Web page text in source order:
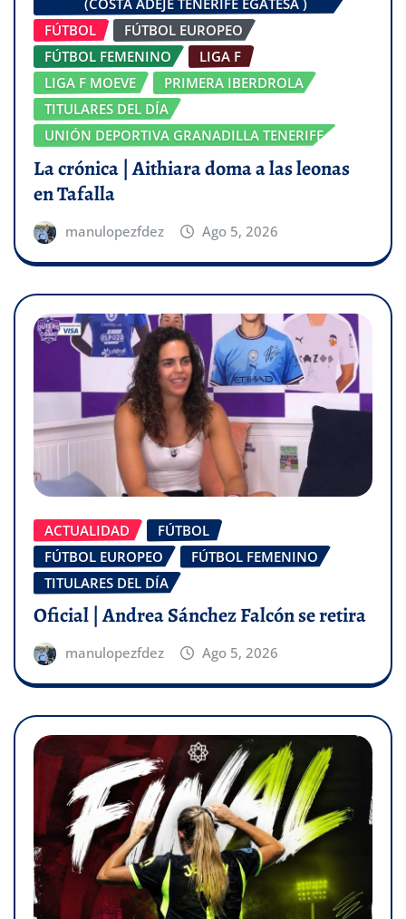
FÚTBOL
FÚTBOL EUROPEO
FÚTBOL FEMENINO
LIGA F
LIGA F MOEVE
PRIMERA IBERDROLA
TITULARES DEL DÍA
UNIÓN DEPORTIVA GRANADILLA TENERIFE
La crónica | Aithiara doma a las leonas
en Tafalla
manulopezfdez Ago 5, 2026
ACTUALIDAD
FÚTBOL
FÚTBOL EUROPEO
FÚTBOL FEMENINO
TITULARES DEL DÍA
Oficial | Andrea Sánchez Falcón se retira
manulopezfdez Ago 5, 2026